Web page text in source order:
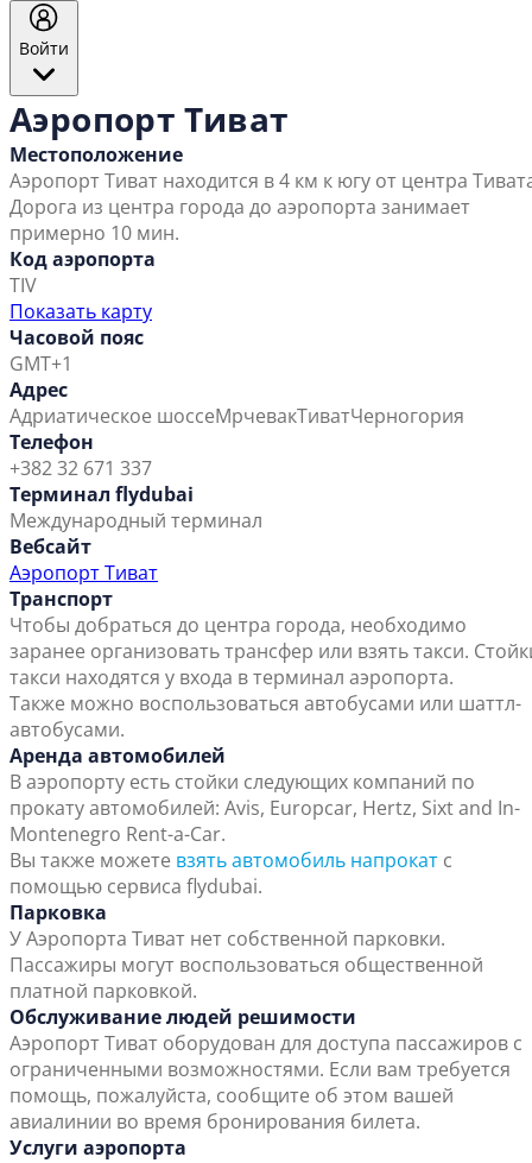
Войти
Аэропорт Тиват
Местоположение
Аэропорт Тиват находится в 4 км к югу от центра
Дорога из центра города до аэропорта занимает
примерно 10 мин.
Код аэропорта
TIV
Показать карту
Часовой пояс
GMT+1
Адрес
Адриатическое шоссеМрчевакТиватЧерногория
Телефон
+382 32 671 337
Терминал flydubai
Международный терминал
Вебсайт
Аэропорт Тиват
Транспорт
Чтобы добраться до центра города, необходимо
заранее организовать трансфер или взять такси.
такси находятся у входа в терминал аэропорта.
Также можно воспользоваться автобусами или шаттл-
автобусами.
Аренда автомобилей
В аэропорту есть стойки следующих компаний по
прокату автомобилей: Avis, Europcar, Hertz, Sixt and In-
Montenegro Rent-a-Car.
Вы также можете взять автомобиль напрокат с
помощью сервиса flydubai.
Парковка
У Аэропорта Тиват нет собственной парковки.
Пассажиры могут воспользоваться общественной
платной парковкой.
Обслуживание людей решимости
Аэропорт Тиват оборудован для доступа пассажиров с
ограниченными возможностями. Если вам требуется
помощь, пожалуйста, сообщите об этом вашей
авиалинии во время бронирования билета.
Услуги аэропорта